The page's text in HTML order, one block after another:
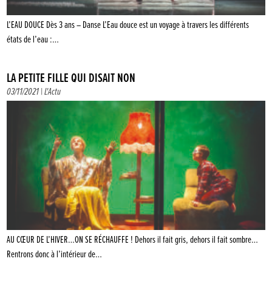
L’EAU DOUCE Dès 3 ans – Danse L’Eau douce est un voyage à travers les différents
états de l’eau :…
LA PETITE FILLE QUI DISAIT NON
03/11/2021 |L'Actu
AU CŒUR DE L’HIVER…ON SE RÉCHAUFFE ! Dehors il fait gris, dehors il fait sombre…
Rentrons donc à l’intérieur de…